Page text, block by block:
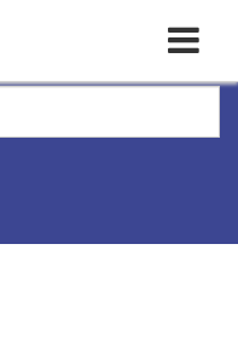
Toggle
navigation